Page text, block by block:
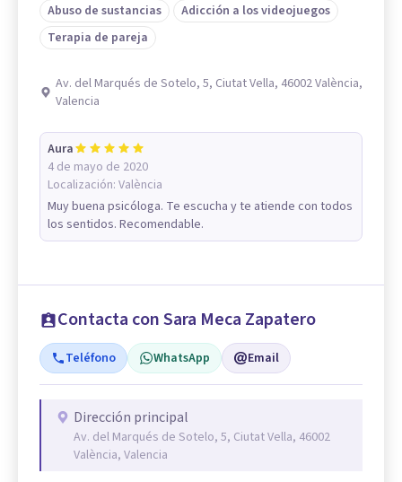
Abuso de sustancias
Adicción a los videojuegos
Terapia de pareja
Av. del Marqués de Sotelo, 5, Ciutat Vella, 46002 València,
Valencia
Aura
4 de mayo de 2020
Localización: València
Muy buena psicóloga. Te escucha y te atiende con todos
los sentidos. Recomendable.
Contacta con Sara Meca Zapatero
Teléfono WhatsApp Email
Dirección principal
Av. del Marqués de Sotelo, 5, Ciutat Vella, 46002
València, Valencia